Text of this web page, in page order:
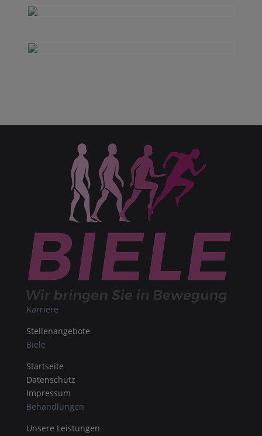
Karriere
Stellenangebote
Biele
Startseite
Datenschutz
Impressum
Behandlungen
Unsere Leistungen